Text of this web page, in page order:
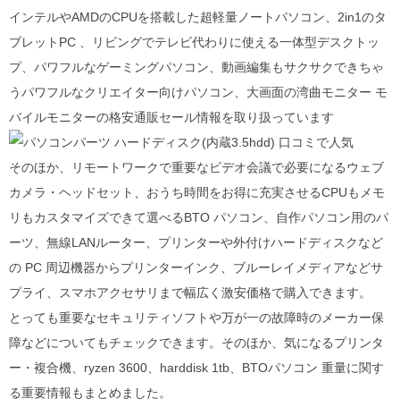
インテルやAMDのCPUを搭載した超軽量ノートパソコン、2in1のタ
ブレットPC 、リビングでテレビ代わりに使える一体型デスクトッ
プ、パワフルなゲーミングパソコン、動画編集もサクサクできちゃ
うパワフルなクリエイター向けパソコン、大画面の湾曲モニター モ
バイルモニターの格安通販セール情報を取り扱っています
そのほか、リモートワークで重要なビデオ会議で必要になるウェブ
カメラ・ヘッドセット、おうち時間をお得に充実させるCPUもメモ
リもカスタマイズできて選べるBTO パソコン、自作パソコン用のパ
ーツ、無線LANルーター、プリンターや外付けハードディスクなど
の PC 周辺機器からプリンターインク、ブルーレイメディアなどサ
プライ、スマホアクセサリまで幅広く 激安価格で購入できます。
とっても重要なセキュリティソフトや万が一の故障時のメーカー保
障などについてもチェックできます。そのほか、気になるプリンタ
ー・複合機、ryzen 3600、harddisk 1tb、BTOパソコン 重量に関す
る重要情報もまとめました。